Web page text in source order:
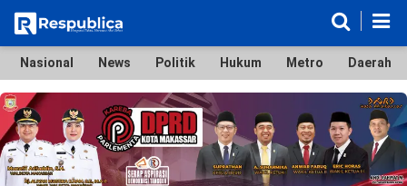
Nasional
News
Politik
Hukum
Metro
Daerah
Ekonomi & Bisnis
Lifestyle
Otomotif
Bola & Sport
Edukasi
Tokoh
Hiburan
Nasional News Politik Hukum Metro Daerah